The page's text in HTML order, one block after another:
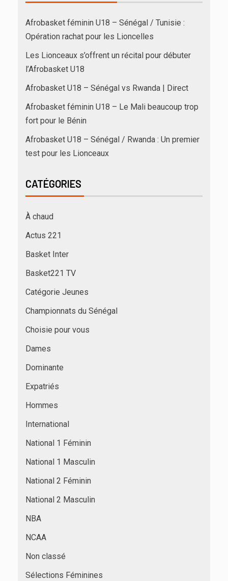
Afrobasket féminin U18 – Sénégal / Tunisie :
Opération rachat pour les Lioncelles
Les Lionceaux s’offrent un récital pour débuter
l’Afrobasket U18
Afrobasket U18 – Sénégal vs Rwanda | Direct
Afrobasket féminin U18 – Le Mali beaucoup trop
fort pour le Bénin
Afrobasket U18 – Sénégal / Rwanda : Un premier
test pour les Lionceaux
CATÉGORIES
À chaud
Actus 221
Basket Inter
Basket221 TV
Catégorie Jeunes
Championnats du Sénégal
Choisie pour vous
Dames
Dominante
Expatriés
Hommes
International
National 1 Féminin
National 1 Masculin
National 2 Féminin
National 2 Masculin
NBA
NCAA
Non classé
Sélections Féminines